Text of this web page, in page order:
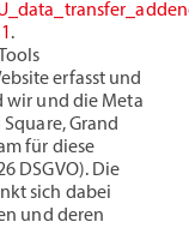
.
erfasst und
wir und die Meta
Grand
für diese
DSGVO). Die
sich dabei
und deren